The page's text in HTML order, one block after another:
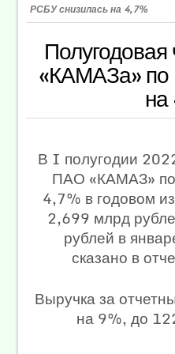
РСБУ снизилась на 4,7%
«КАМАЗа» по
В I полугодии
ПАО «КАМАЗ»
4,7% в годовом
2,699 млрд
рублей в
сказано в
Выручка за
на 9%, до